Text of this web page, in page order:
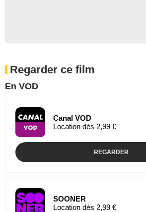
Regarder ce film
En VOD
Canal VOD
Location dès 2,99 €
REGARDER
SOONER
Location dès 2,99 €